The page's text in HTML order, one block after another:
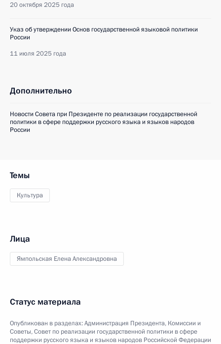
20 октября 2025 года
Указ об утверждении Основ государственной языковой политики
России
11 июля 2025 года
Дополнительно
Новости Совета при Президенте по реализации государственной
политики в сфере поддержки русского языка и языков народов
России
Темы
Культура
Лица
Ямпольская Елена Александровна
Статус материала
Опубликован в разделах:Администрация Президента, Комиссии и
Советы,Совет по реализации государственной политики в сфере
поддержки русского языка и языков народов Российской Федерации